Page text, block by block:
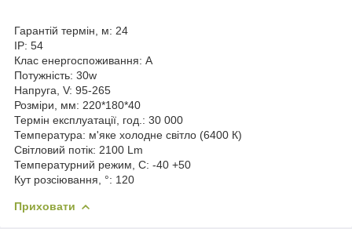
Гарантій термін, м: 24
IP: 54
Клас енергоспоживання: A
Потужність: 30w
Напруга, V: 95-265
Розміри, мм: 220*180*40
Термін експлуатації, год.: 30 000
Температура: м'яке холодне світло (6400 К)
Світловий потік: 2100 Lm
Температурний режим, C: -40 +50
Кут розсіювання, °: 120
Приховати